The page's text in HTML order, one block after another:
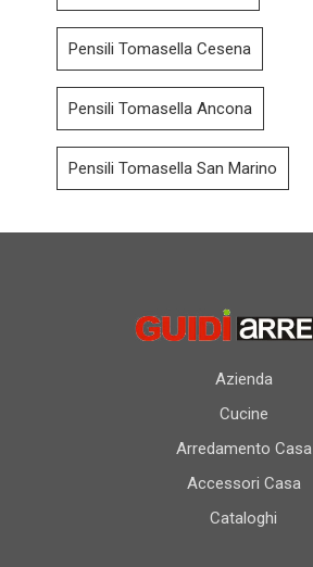
Pensili Tomasella Cesena
Pensili Tomasella Ancona
Pensili Tomasella San Marino
Azienda
Cucine
Arredamento Casa
Accessori Casa
Cataloghi